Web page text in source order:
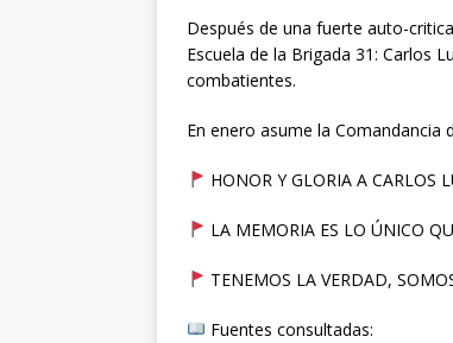
Después de una fuerte auto-
Escuela de la Brigada 31: Carlos
combatientes.
En enero asume la Comandancia
HONOR Y GLORIA A CARLOS
LA MEMORIA ES LO ÚNICO
TENEMOS LA VERDAD,
Fuentes consultadas: